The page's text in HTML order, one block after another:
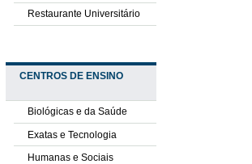
Restaurante Universitário
CENTROS DE ENSINO
Biológicas e da Saúde
Exatas e Tecnologia
Humanas e Sociais